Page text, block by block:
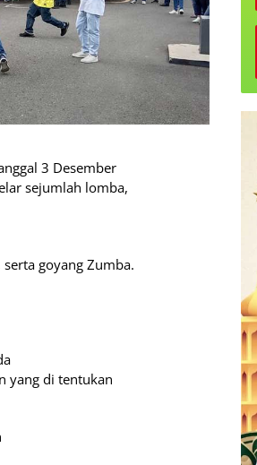
3 Desember
sejumlah lomba,
goyang Zumba.
yang di tentukan